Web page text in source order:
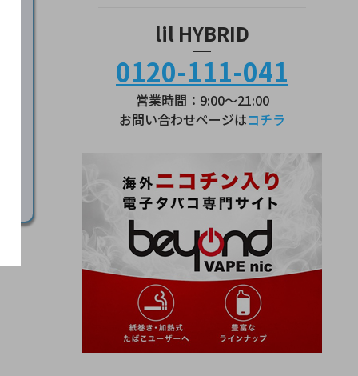
lil HYBRID
0120-111-041
営業時間：9:00～21:00
お問い合わせページはコチラ